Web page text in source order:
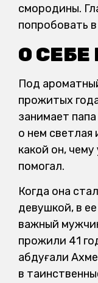
смородины.
попробовать
О
Под
прожитых
занимает
о нем светлая
какой он,
помогал.
Когда она
девушкой, в
важный
прожили 41
Қабдуғали
в